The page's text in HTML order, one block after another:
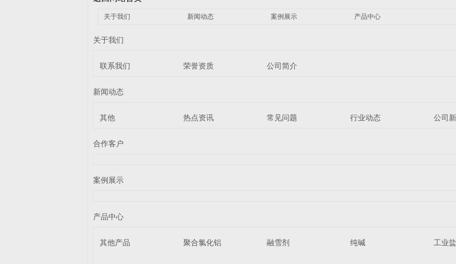
关于我们 新闻动态 案例展示 产品中心
关于我们
联系我们 荣誉资质 公司简介
新闻动态
其他 热点资讯 常见问题 行业动态 公司
合作客户
案例展示
产品中心
其他产品 聚合氯化铝 融雪剂 纯碱 工业盐